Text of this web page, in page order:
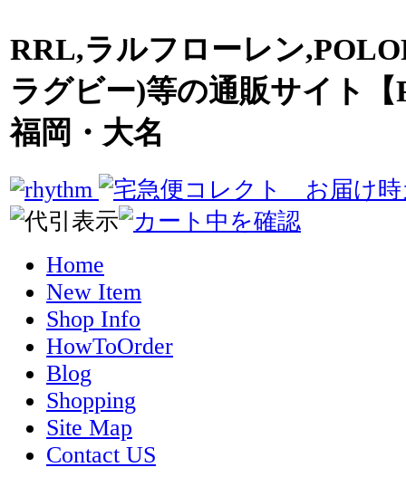
RRL,ラルフローレン
ラグビー)等の通販サイト
福岡・大名
Home
New Item
Shop Info
HowToOrder
Blog
Shopping
Site Map
Contact US